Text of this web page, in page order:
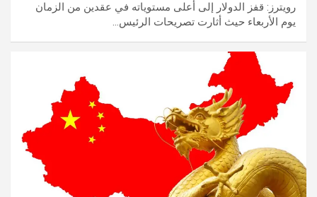
رويترز: قفز الدولار إلى أعلى مستوياته في عقدين من الزمان
يوم الأربعاء حيث أثارت تصريحات الرئيس…